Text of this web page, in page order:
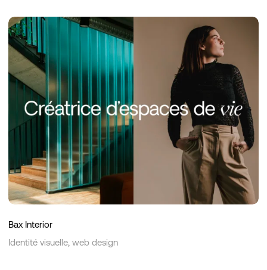
Bax
Interior
Bax Interior
Identité visuelle, web design